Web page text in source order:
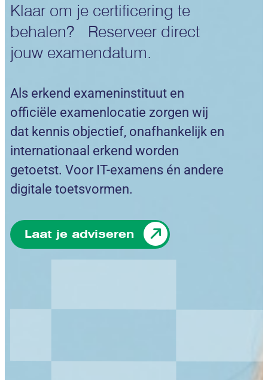
Klaar om je certificering te
behalen? Reserveer direct
jouw examendatum.
Als erkend exameninstituut en
officiële examenlocatie zorgen wij
dat kennis objectief, onafhankelijk en
internationaal erkend worden
getoetst. Voor IT-examens én andere
digitale toetsvormen.
Laat je adviseren